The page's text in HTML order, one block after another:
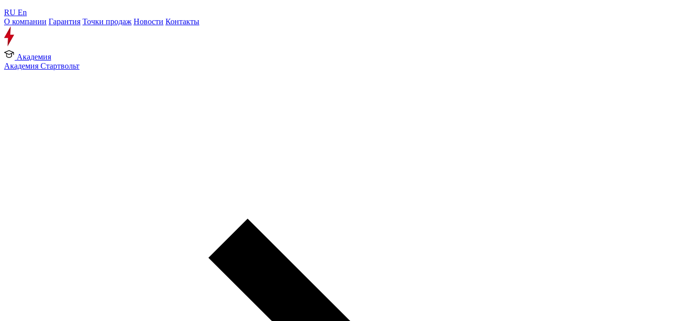
RU En
О компании Гарантия Точки продаж Новости Контакты
Академия
Академия Стартвольт